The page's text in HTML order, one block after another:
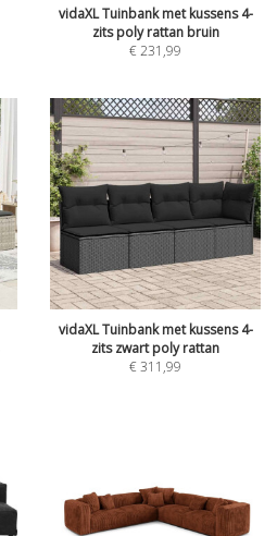
vidaXL Tuinbank met kussens 4-
zits poly rattan bruin
€231,99
vidaXL Tuinbank met kussens 4-
zits zwart poly rattan
€311,99